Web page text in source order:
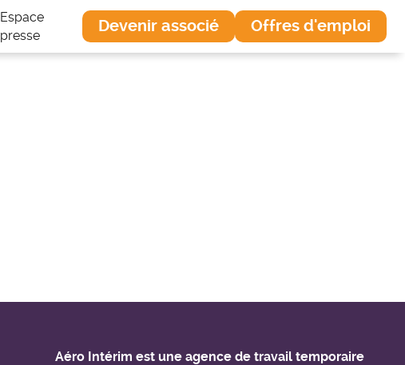
Devenir associé Offres d'emploi
Espace
presse
Aéro Intérim est une agence de travail temporaire